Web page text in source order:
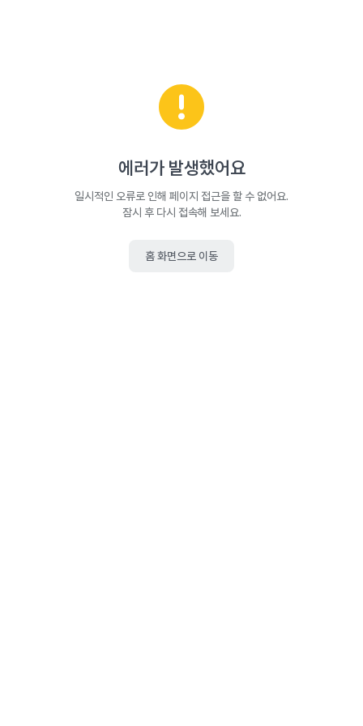
에러가 발생했어요
일시적인 오류로 인해 페이지 접근을 할 수 없어요.
잠시 후 다시 접속해 보세요.
홈 화면으로 이동